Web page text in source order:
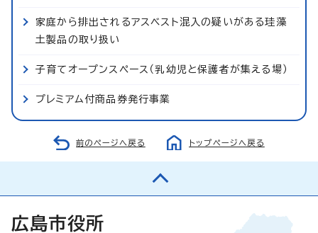
家庭から排出されるアスベスト混入の疑いがある珪藻
土製品の取り扱い
子育てオープンスペース（乳幼児と保護者が集える場）
プレミアム付商品券発行事業
前のページへ戻る トップページへ戻る
広島市役所